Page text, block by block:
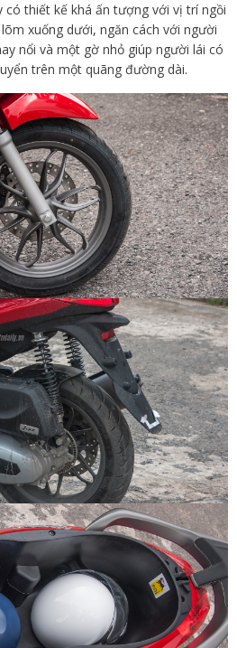
có thiết kế khá ấn tượng với vị trí ngồi
xuống dưới, ngăn cách với người
nổi và một gờ nhỏ giúp người lái có
trên một quãng đường dài.